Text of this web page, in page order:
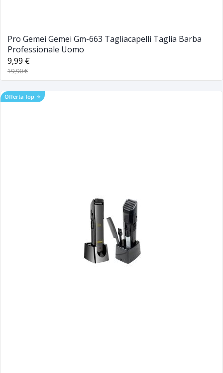
Pro Gemei Gemei Gm-663 Tagliacapelli Taglia Barba
Professionale Uomo
9,99 €
19,90 €
Offerta Top ⭐